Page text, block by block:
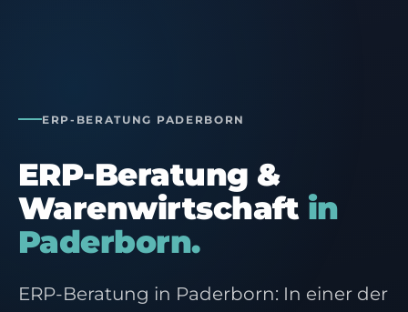
ERP-BERATUNG PADERBORN
ERP-Beratung &
Warenwirtschaft in
Paderborn.
ERP-Beratung in Paderborn: In einer der